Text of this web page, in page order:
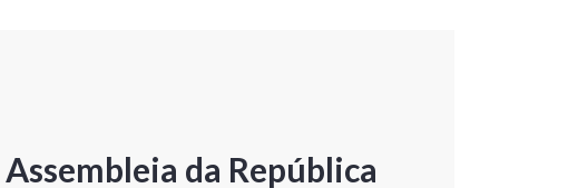
da República